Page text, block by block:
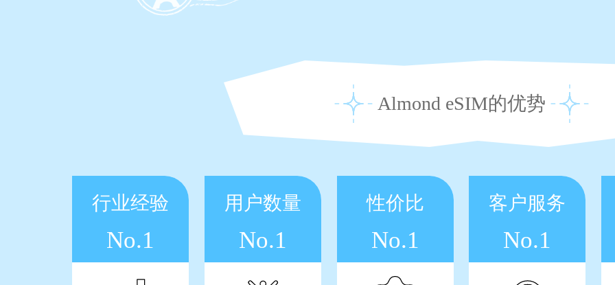
Almond eSIM的优势
行业经验
No.1
用户数量
No.1
性价比
No.1
客户服务
No.1